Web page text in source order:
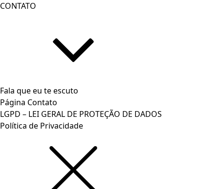
CONTATO
Fala que eu te escuto
Página Contato
LGPD – LEI GERAL DE PROTEÇÃO DE DADOS
Política de Privacidade